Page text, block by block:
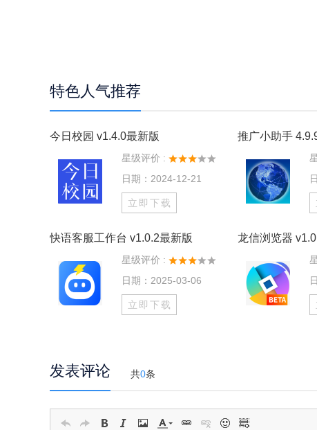
特色人气推荐
今日校园 v1.4.0最新版
星级评价 :
日期：2024-12-21
立即下载
推广小助手
快语客服工作台 v1.0.2最新版
星级评价 :
日期：2025-03-06
立即下载
龙信浏览器
发表评论 共0条